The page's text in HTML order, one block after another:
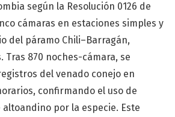
según la Resolución 0126 de
cámaras en estaciones simples y
del páramo Chili–Barragán,
Tras 870 noches-cámara, se
del venado conejo en
confirmando el uso de
por la especie. Este